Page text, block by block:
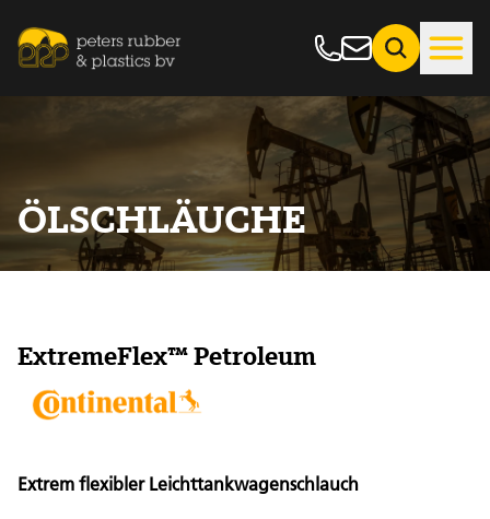
ÖLSCHLÄUCHE
ExtremeFlex™ Petroleum
Extrem flexibler Leichttankwagenschlauch